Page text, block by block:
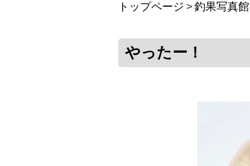
トップページ 釣果写真館
やったー！